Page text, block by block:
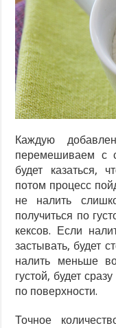
Каждую
перемешиваем с
будет казаться,
потом процесс
не налить
получиться по
кексов. Если
застывать, будет
налить меньше
густой, будет
по поверхности.
Точное